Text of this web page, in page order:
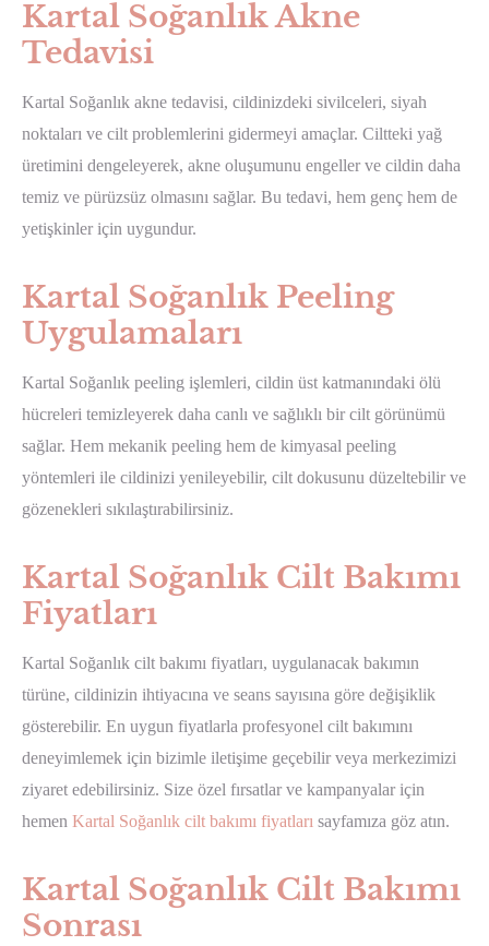
Kartal Soğanlık Akne
Tedavisi
Kartal Soğanlık akne tedavisi, cildinizdeki sivilceleri, siyah
noktaları ve cilt problemlerini gidermeyi amaçlar. Ciltteki yağ
üretimini dengeleyerek, akne oluşumunu engeller ve cildin daha
temiz ve pürüzsüz olmasını sağlar. Bu tedavi, hem genç hem de
yetişkinler için uygundur.
Kartal Soğanlık Peeling
Uygulamaları
Kartal Soğanlık peeling işlemleri, cildin üst katmanındaki ölü
hücreleri temizleyerek daha canlı ve sağlıklı bir cilt görünümü
sağlar. Hem mekanik peeling hem de kimyasal peeling
yöntemleri ile cildinizi yenileyebilir, cilt dokusunu düzeltebilir ve
gözenekleri sıkılaştırabilirsiniz.
Kartal Soğanlık Cilt Bakımı
Fiyatları
Kartal Soğanlık cilt bakımı fiyatları, uygulanacak bakımın
türüne, cildinizin ihtiyacına ve seans sayısına göre değişiklik
gösterebilir. En uygun fiyatlarla profesyonel cilt bakımını
deneyimlemek için bizimle iletişime geçebilir veya merkezimizi
ziyaret edebilirsiniz. Size özel fırsatlar ve kampanyalar için
hemen Kartal Soğanlık cilt bakımı fiyatları sayfamıza göz atın.
Kartal Soğanlık Cilt Bakımı
Sonrası